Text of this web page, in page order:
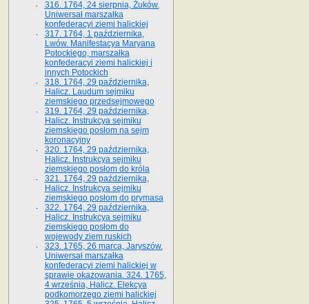
316. 1764, 24 sierpnia, Żuków.
Uniwersał marszałka
konfederacyi ziemi halickiej
317. 1764, 1 października,
Lwów. Manifestacya Maryana
Potockiego, marszałka
konfederacyi ziemi halickiej i
innych Potockich
318. 1764, 29 października,
Halicz. Laudum sejmiku
ziemskiego przedsejmowego
319. 1764, 29 października,
Halicz. Instrukcya sejmiku
ziemskiego posłom na sejm
koronacyjny
320. 1764, 29 października,
Halicz. Instrukcya sejmiku
ziemskiego posłom do króla
321. 1764, 29 października,
Halicz. Instrukcya sejmiku
ziemskiego posłom do prymasa
322. 1764, 29 października,
Halicz. Instrukcya sejmiku
ziemskiego posłom do
wojewody ziem ruskich
323. 1765, 26 marca, Jaryszów.
Uniwersał marszałka
konfederacyi ziemi halickiej w
sprawie okazowania. 324. 1765,
4 września, Halicz. Elekcya
podkomorzego ziemi halickiej